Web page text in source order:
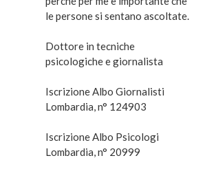
le persone si sentano ascoltate.
Dottore in tecniche
psicologiche e giornalista
Iscrizione Albo Giornalisti
Lombardia, n° 124903
Iscrizione Albo Psicologi
Lombardia, n° 20999